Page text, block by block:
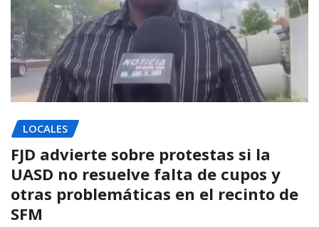
LOCALES
FJD advierte sobre protestas si la
UASD no resuelve falta de cupos y
otras problemáticas en el recinto de
SFM